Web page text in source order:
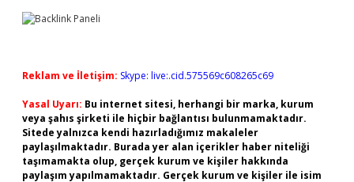
Reklam ve İletişim: Skype: live:.cid.575569c608265c69
Yasal Uyarı: Bu internet sitesi, herhangi bir marka, kurum
veya şahıs şirketi ile hiçbir bağlantısı bulunmamaktadır.
Sitede yalnızca kendi hazırladığımız makaleler
paylaşılmaktadır. Burada yer alan içerikler haber niteliği
taşımamakta olup, gerçek kurum ve kişiler hakkında
paylaşım yapılmamaktadır. Gerçek kurum ve kişiler ile isim